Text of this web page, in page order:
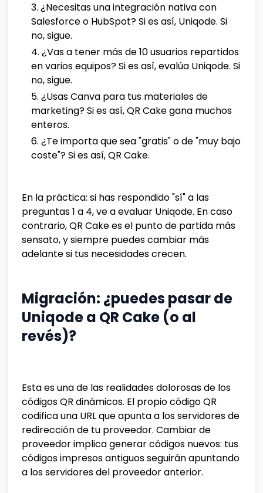
¿Necesitas una integración nativa con
Salesforce o HubSpot? Si es así, Uniqode. Si
no, sigue.
¿Vas a tener más de 10 usuarios repartidos
en varios equipos? Si es así, evalúa Uniqode. Si
no, sigue.
¿Usas Canva para tus materiales de
marketing? Si es así, QR Cake gana muchos
enteros.
¿Te importa que sea "gratis" o de "muy bajo
coste"? Si es así, QR Cake.
En la práctica: si has respondido "sí" a las
preguntas 1 a 4, ve a evaluar Uniqode. En caso
contrario, QR Cake es el punto de partida más
sensato, y siempre puedes cambiar más
adelante si tus necesidades crecen.
Migración: ¿puedes pasar de
Uniqode a QR Cake (o al
revés)?
Esta es una de las realidades dolorosas de los
códigos QR dinámicos. El propio código QR
codifica una URL que apunta a los servidores de
redirección de tu proveedor. Cambiar de
proveedor implica generar códigos nuevos: tus
códigos impresos antiguos seguirán apuntando
a los servidores del proveedor anterior.